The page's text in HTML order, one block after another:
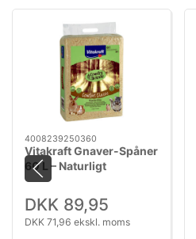
4008239250360
Vitakraft Gnaver-Spåner
60 L – Naturligt
Basisstrøelse af Fyr &
Gran
DKK 89,95
DKK 71,96 ekskl. moms